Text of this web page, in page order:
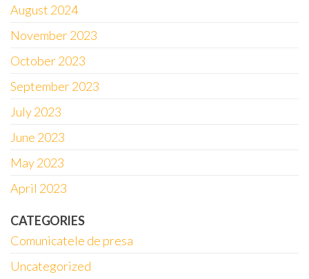
August 2024
November 2023
October 2023
September 2023
July 2023
June 2023
May 2023
April 2023
CATEGORIES
Comunicatele de presa
Uncategorized